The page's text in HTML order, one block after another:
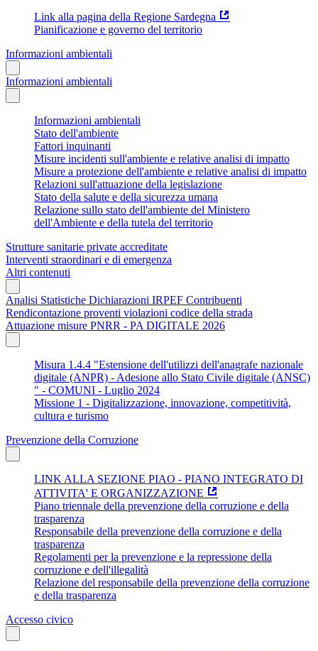
Link alla pagina della Regione Sardegna
Pianificazione e governo del territorio
Informazioni ambientali
Informazioni ambientali
Informazioni ambientali
Stato dell'ambiente
Fattori inquinanti
Misure incidenti sull'ambiente e relative analisi di impatto
Misure a protezione dell'ambiente e relative analisi di impatto
Relazioni sull'attuazione della legislazione
Stato della salute e della sicurezza umana
Relazione sullo stato dell'ambiente del Ministero
dell'Ambiente e della tutela del territorio
Strutture sanitarie private accreditate
Interventi straordinari e di emergenza
Altri contenuti
Analisi Statistiche Dichiarazioni IRPEF Contribuenti
Rendicontazione proventi violazioni codice della strada
Attuazione misure PNRR - PA DIGITALE 2026
Misura 1.4.4 "Estensione dell'utilizzi dell'anagrafe nazionale
digitale (ANPR) - Adesione allo Stato Civile digitale (ANSC)
" - COMUNI - Luglio 2024
Missione 1 - Digitalizzazione, innovazione, competitività,
cultura e turismo
Prevenzione della Corruzione
LINK ALLA SEZIONE PIAO - PIANO INTEGRATO DI
ATTIVITA' E ORGANIZZAZIONE
Piano triennale della prevenzione della corruzione e della
trasparenza
Responsabile della prevenzione della corruzione e della
trasparenza
Regolamenti per la prevenzione e la repressione della
corruzione e dell'illegalità
Relazione del responsabile della prevenzione della corruzione
e della trasparenza
Accesso civico